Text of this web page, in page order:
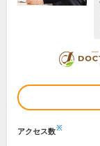
アクセス数※